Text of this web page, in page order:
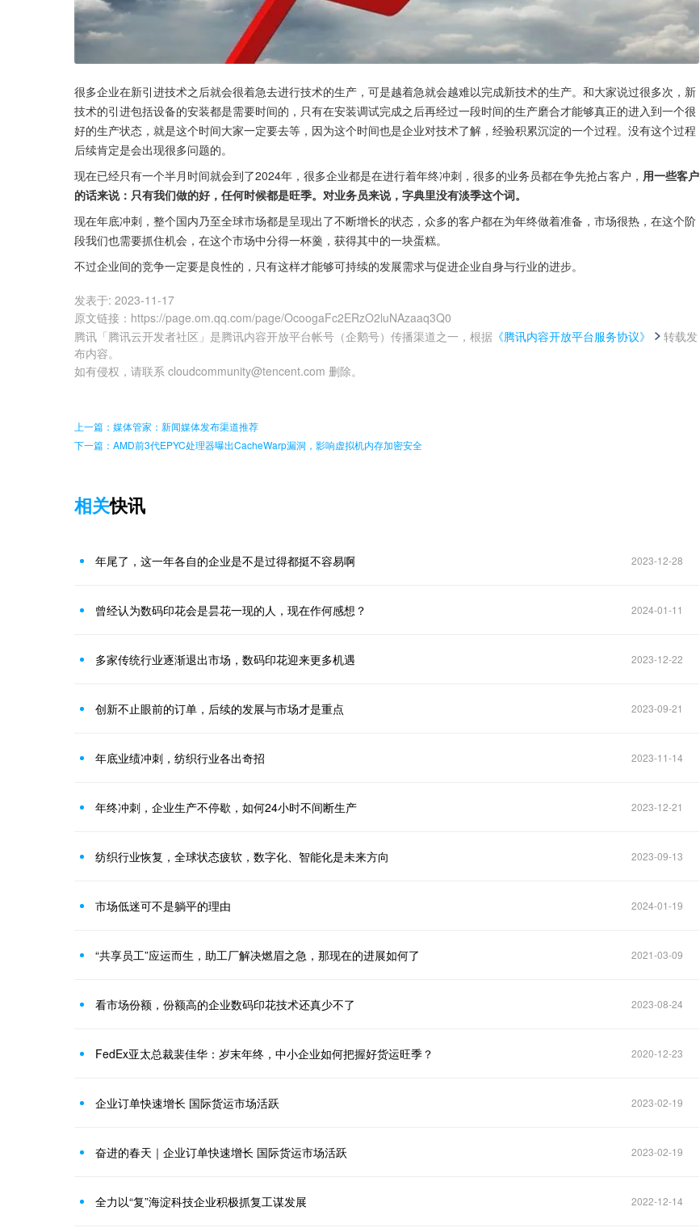
很多企业在新引进技术之后就会很着急去进行技术的生产，可是越着急就会越难以完成新技术的生产。和大家说过很多次，新
技术的引进包括设备的安装都是需要时间的，只有在安装调试完成之后再经过一段时间的生产磨合才能够真正的进入到一个很
好的生产状态，就是这个时间大家一定要去等，因为这个时间也是企业对技术了解，经验积累沉淀的一个过程。没有这个过程
后续肯定是会出现很多问题的。
现在已经只有一个半月时间就会到了2024年，很多企业都是在进行着年终冲刺，很多的业务员都在争先抢占客户， 用一些客户
的话来说：只有我们做的好，任何时候都是旺季。对业务员来说，字典里没有淡季这个词。
现在年底冲刺，整个国内乃至全球市场都是呈现出了不断增长的状态，众多的客户都在为年终做着准备，市场很热，在这个阶
段我们也需要抓住机会，在这个市场中分得一杯羹，获得其中的一块蛋糕。
不过企业间的竞争一定要是良性的，只有这样才能够可持续的发展需求与促进企业自身与行业的进步。
发表于: 2023-11-17
原文链接 ： https://page.om.qq.com/page/OcoogaFc2ERzO2luNAzaaq3Q0
腾讯「腾讯云开发者社区」是腾讯内容开放平台帐号（企鹅号）传播渠道之一，根据 《腾讯内容开放平台服务协议》
转载发
布内容。
如有侵权，请联系 cloudcommunity@tencent.com 删除。
上一篇：媒体管家：新闻媒体发布渠道推荐
下一篇：AMD前3代EPYC处理器曝出CacheWarp漏洞，影响虚拟机内存加密安全
相关快讯
年尾了，这一年各自的企业是不是过得都挺不容易啊 2023-12-28
曾经认为数码印花会是昙花一现的人，现在作何感想？ 2024-01-11
多家传统行业逐渐退出市场，数码印花迎来更多机遇 2023-12-22
创新不止眼前的订单，后续的发展与市场才是重点 2023-09-21
年底业绩冲刺，纺织行业各出奇招 2023-11-14
年终冲刺，企业生产不停歇，如何24小时不间断生产 2023-12-21
纺织行业恢复，全球状态疲软，数字化、智能化是未来方向 2023-09-13
市场低迷可不是躺平的理由 2024-01-19
“共享员工”应运而生，助工厂解决燃眉之急，那现在的进展如何了 2021-03-09
看市场份额，份额高的企业数码印花技术还真少不了 2023-08-24
FedEx亚太总裁裴佳华：岁末年终，中小企业如何把握好货运旺季？ 2020-12-23
企业订单快速增长 国际货运市场活跃 2023-02-19
奋进的春天｜企业订单快速增长 国际货运市场活跃 2023-02-19
全力以“复”海淀科技企业积极抓复工谋发展 2022-12-14